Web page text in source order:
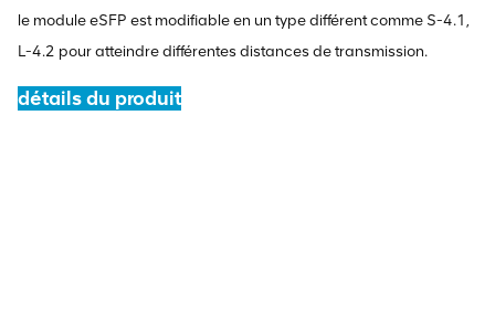
le module eSFP est modifiable en un type différent comme S-4.1,
L-4.2 pour atteindre différentes distances de transmission.
détails du produit